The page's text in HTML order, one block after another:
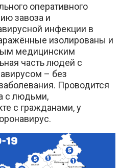
оперативного
завоза и
инфекции в
изолированы и
медицинским
часть людей с
– без
Проводится
с людьми,
с гражданами, у